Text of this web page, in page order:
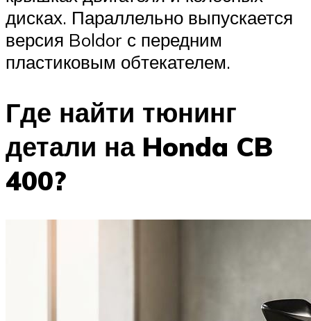
дисках. Параллельно выпускается
версия Boldor с передним
пластиковым обтекателем.
Где найти тюнинг
детали на Honda CB
400?